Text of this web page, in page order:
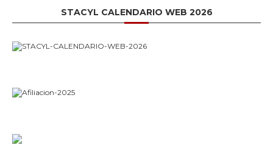
STACYL CALENDARIO WEB 2026